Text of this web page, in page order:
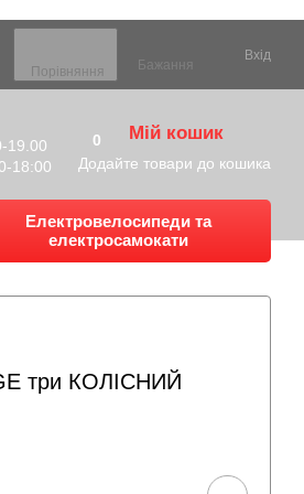
Порівняння
Бажання
Вхід
19.00
18:00
0 Мій кошик
Додайте товари до кошика
Електровелосипеди та
електросамокати
три КОЛІСНИЙ